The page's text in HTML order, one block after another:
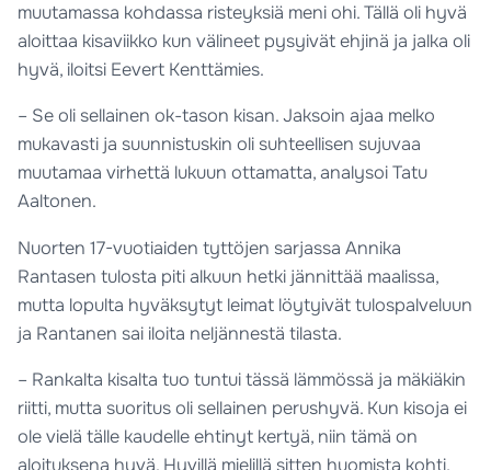
muutamassa kohdassa risteyksiä meni ohi. Tällä oli hyvä
aloittaa kisaviikko kun välineet pysyivät ehjinä ja jalka oli
hyvä, iloitsi Eevert Kenttämies.
– Se oli sellainen ok-tason kisan. Jaksoin ajaa melko
mukavasti ja suunnistuskin oli suhteellisen sujuvaa
muutamaa virhettä lukuun ottamatta, analysoi Tatu
Aaltonen.
Nuorten 17-vuotiaiden tyttöjen sarjassa Annika
Rantasen tulosta piti alkuun hetki jännittää maalissa,
mutta lopulta hyväksytyt leimat löytyivät tulospalveluun
ja Rantanen sai iloita neljännestä tilasta.
– Rankalta kisalta tuo tuntui tässä lämmössä ja mäkiäkin
riitti, mutta suoritus oli sellainen perushyvä. Kun kisoja ei
ole vielä tälle kaudelle ehtinyt kertyä, niin tämä on
aloituksena hyvä. Hyvillä mielillä sitten huomista kohti,